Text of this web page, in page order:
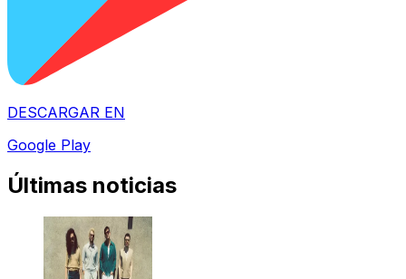
DESCARGAR EN
Google Play
Últimas noticias